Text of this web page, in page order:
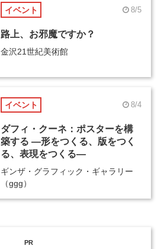
イベント 8/5
路上、お邪魔ですか？
金沢21世紀美術館
イベント 8/4
ダフィ・クーネ：ポスターを構
築する ―形をつくる、版をつく
る、表現をつくる―
ギンザ・グラフィック・ギャラリー
（ggg）
PR